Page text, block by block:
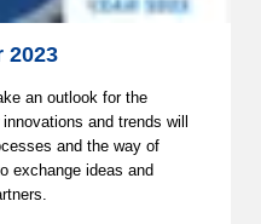
2023
an outlook for the
and trends will
and the way of
exchange ideas and